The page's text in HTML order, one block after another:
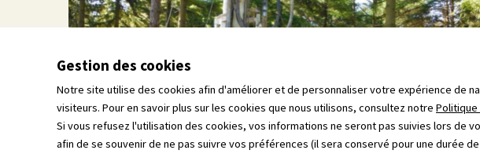
Gestion des cookies
Notre site utilise des cookies afin d'améliorer et de personnaliser votre expérience de
visiteurs. Pour en savoir plus sur les cookies que nous utilisons, consultez notre
Si vous refusez l'utilisation des cookies, vos informations ne seront pas suivies lors de
afin de se souvenir de ne pas suivre vos préférences (il sera conservé pour une durée de